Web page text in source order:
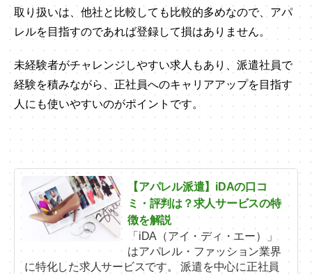
取り扱いは、他社と比較しても比較的多めなので、アパ
レルを目指すのであれば登録して損はありません。
未経験者がチャレンジしやすい求人もあり、派遣社員で
経験を積みながら、正社員へのキャリアアップを目指す
人にも使いやすいのがポイントです。
【アパレル派遣】iDAの口コ
ミ・評判は？求人サービスの特
徴を解説
「iDA（アイ・ディ・エー）」
はアパレル・ファッション業界
に特化した求人サービスです。 派遣を中心に正社員